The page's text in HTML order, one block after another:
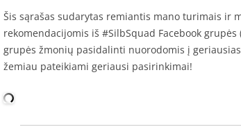
Šis sąrašas sudarytas remiantis mano turimais ir
rekomendacijomis iš #SilbSquad Facebook
grupės žmonių pasidalinti nuorodomis į
žemiau pateikiami geriausi pasirinkimai!